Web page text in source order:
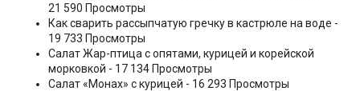
21 590 Просмотры
Как сварить рассыпчатую гречку в кастрюле на воде -
19 733 Просмотры
Салат Жар-птица с опятами, курицей и корейской
морковкой - 17 134 Просмотры
Салат «Монах» с курицей - 16 293 Просмотры